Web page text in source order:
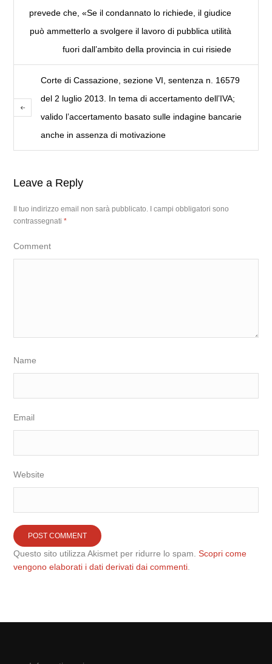
prevede che, «Se il condannato lo richiede, il giudice
può ammetterlo a svolgere il lavoro di pubblica utilità
fuori dall’ambito della provincia in cui risiede
Corte di Cassazione, sezione VI, sentenza n. 16579
del 2 luglio 2013. In tema di accertamento dell’IVA;
valido l’accertamento basato sulle indagine bancarie
anche in assenza di motivazione
Leave a Reply
Il tuo indirizzo email non sarà pubblicato. I campi obbligatori sono
contrassegnati*
Comment
Name
Email
Website
Questo sito utilizza Akismet per ridurre lo spam.Scopri come
vengono elaborati i dati derivati dai commenti